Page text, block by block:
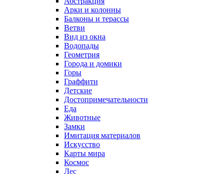
Арки и колонны
Балконы и терассы
Ветви
Вид из окна
Водопады
Геометрия
Города и домики
Горы
Граффити
Детские
Достопримечательности
Еда
Животные
Замки
Имитация материалов
Искусство
Карты мира
Космос
Лес